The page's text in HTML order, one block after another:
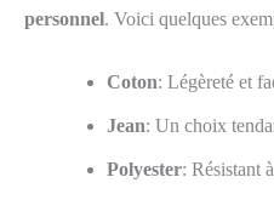
personnel. Voici quelques
Coton: Légèreté et
Jean: Un choix
Polyester: Résistant